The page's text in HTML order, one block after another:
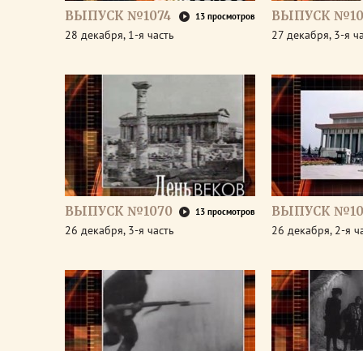
ВЫПУСК №1074 13 просмотров
28 декабря, 1-я часть
ВЫПУСК
27 декабря, 3-я
ВЫПУСК №1070 13 просмотров
26 декабря, 3-я часть
ВЫПУСК
26 декабря, 2-я